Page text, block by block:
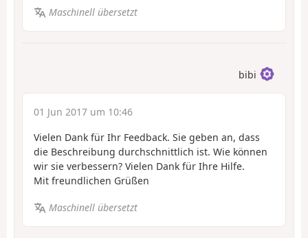
Maschinell übersetzt
bibi
01 Jun 2017 um 10:46
Vielen Dank für Ihr Feedback. Sie geben an, dass
die Beschreibung durchschnittlich ist. Wie können
wir sie verbessern? Vielen Dank für Ihre Hilfe.
Mit freundlichen Grüßen
Maschinell übersetzt